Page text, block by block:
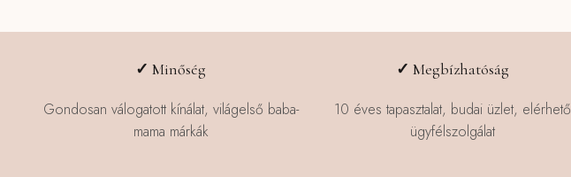
✓Minőség
Gondosan válogatott kínálat, világelső baba-
mama márkák
✓Megbízhatóság
10 éves tapasztalat, budai üzlet, elérhető
ügyfélszolgálat